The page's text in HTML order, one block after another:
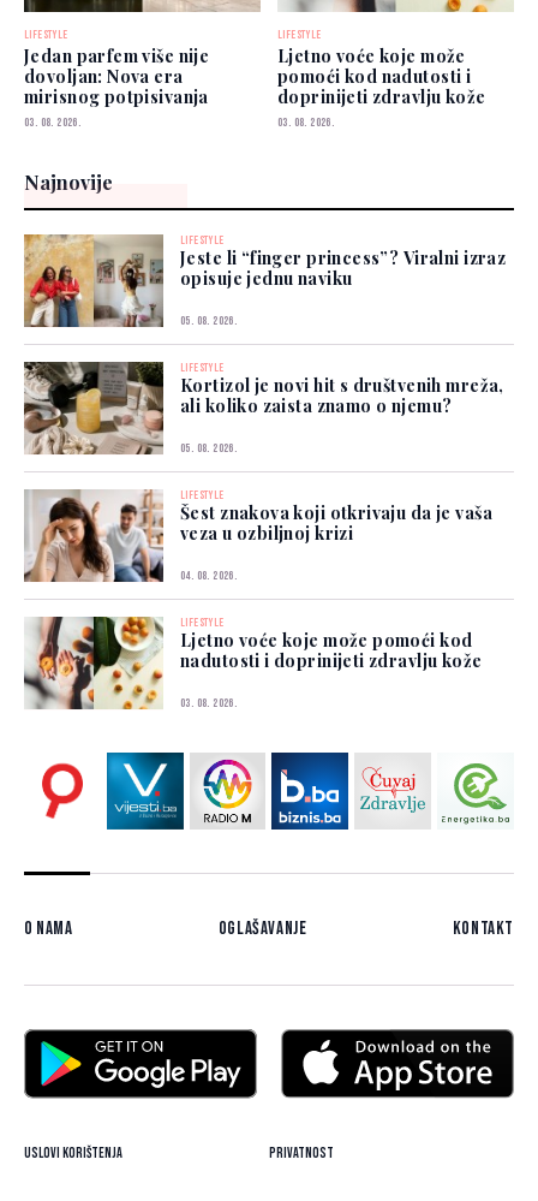
LIFESTYLE
Jedan parfem više nije
dovoljan: Nova era
mirisnog potpisivanja
03. 08. 2026.
LIFESTYLE
Ljetno voće koje može
pomoći kod nadutosti i
doprinijeti zdravlju kože
03. 08. 2026.
Najnovije
LIFESTYLE
Jeste li “finger princess”? Viralni izraz
opisuje jednu naviku
05. 08. 2026.
LIFESTYLE
Kortizol je novi hit s društvenih mreža,
ali koliko zaista znamo o njemu?
05. 08. 2026.
LIFESTYLE
Šest znakova koji otkrivaju da je vaša
veza u ozbiljnoj krizi
04. 08. 2026.
LIFESTYLE
Ljetno voće koje može pomoći kod
nadutosti i doprinijeti zdravlju kože
03. 08. 2026.
O nama Oglašavanje Kontakt
Uslovi korištenja Privatnost